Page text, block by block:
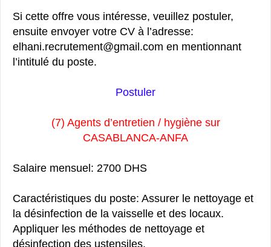
Si cette offre vous intéresse, veuillez postuler,
ensuite envoyer votre CV à l’adresse:
elhani.recrutement@gmail.com en mentionnant
l’intitulé du poste.
Postuler
(7) Agents d’entretien / hygiène sur
CASABLANCA-ANFA
Salaire mensuel: 2700 DHS
Caractéristiques du poste: Assurer le nettoyage et
la désinfection de la vaisselle et des locaux.
Appliquer les méthodes de nettoyage et
désinfection des ustensiles.